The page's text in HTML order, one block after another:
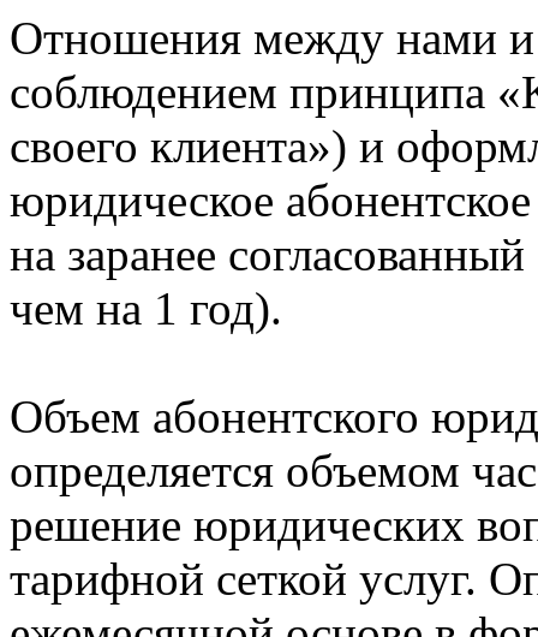
Отношения между нами
соблюдением принципа
своего клиента») и
юридическое
на заранее
чем на 1 год).
Объем абонентского
определяется объемом
решение юридических
тарифной сеткой услуг.